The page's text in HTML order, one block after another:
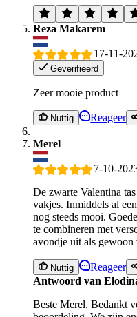
Reza Makarem
17-11-
Geverifieerd
Zeer mooie product
Nuttig Reageer
Merel
7-10-
De zwarte Valentina
vakjes. Inmiddels al
nog steeds mooi.
te combineren met
avondje uit als
Nuttig Reageer
Antwoord van
Beste Merel, Bedankt